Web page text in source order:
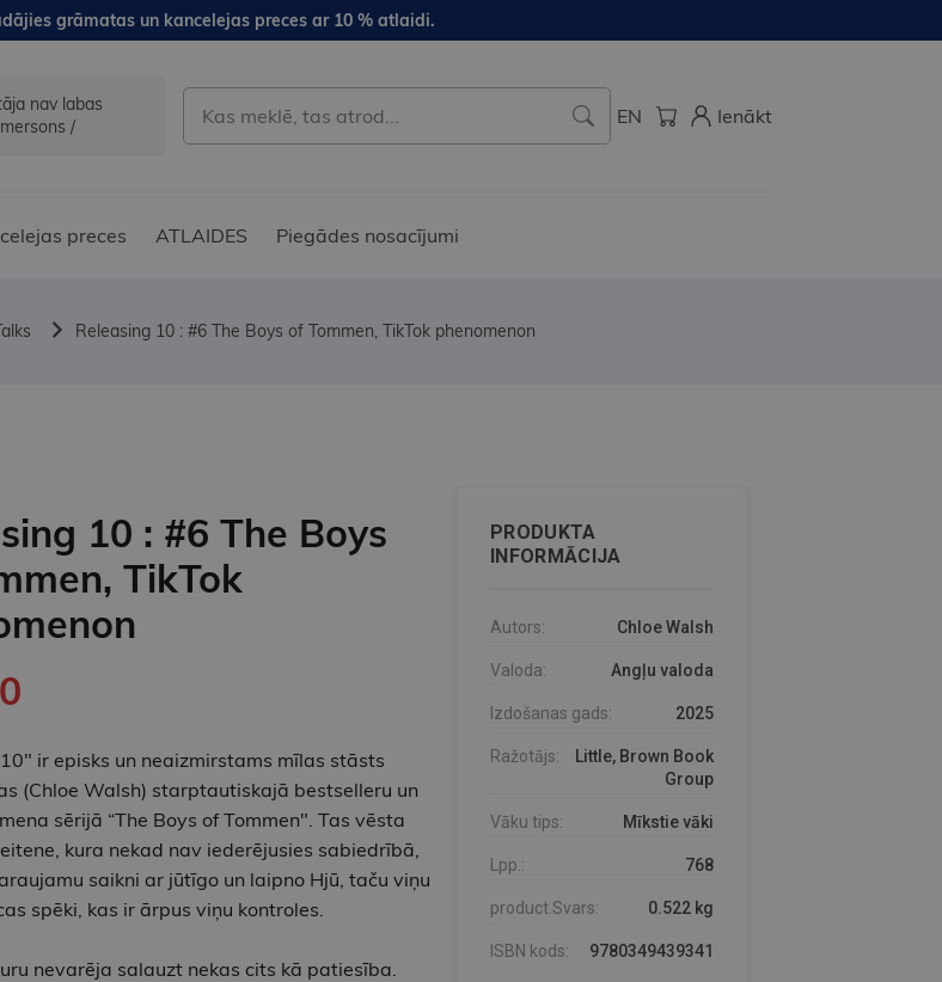
grāmatas un kancelejas preces ar 10 % atlaidi.
nav labas
/
EN Ienākt
preces ATLAIDES Piegādes nosacījumi
Releasing 10 : #6 The Boys of Tommen, TikTok phenomenon
10 : #6 The Boys
TikTok
ir episks un neaizmirstams mīlas stāsts
(Chloe Walsh) starptautiskajā bestselleru un
sērijā “The Boys of Tommen". Tas vēsta
kura nekad nav iederējusies sabiedrībā,
saikni ar jūtīgo un laipno Hjū, taču viņu
spēki, kas ir ārpus viņu kontroles.
nevarēja salauzt nekas cits kā patiesība.
PRODUKTA
INFORMĀCIJA
Autors: Chloe Walsh
Valoda: Angļu valoda
Izdošanas gads: 2025
Ražotājs:
Little, Brown Book
Group
Vāku tips: Mīkstie vāki
Lpp.: 768
product.Svars: 0.522 kg
ISBN kods: 9780349439341